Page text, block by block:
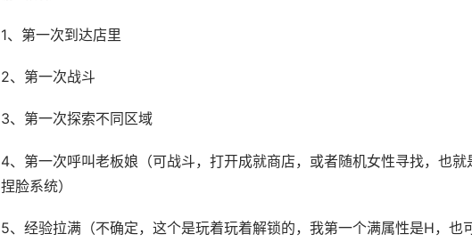
1、第一次到达店里
2、第一次战斗
3、第一次探索不同区域
4、第一次呼叫老板娘（可战斗，打开成就商店，或者随机女性寻找，也就
捏脸系统）
5、经验拉满（不确定，这个是玩着玩着解锁的，我第一个满属性是H，也